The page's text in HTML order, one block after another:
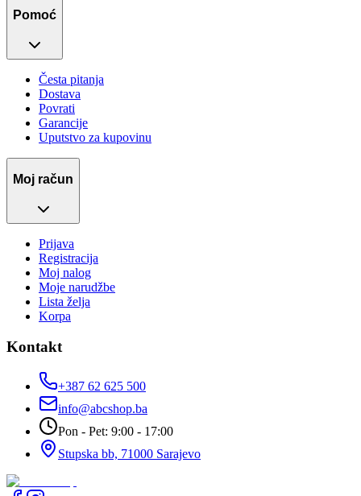
Pomoć
Česta pitanja
Dostava
Povrati
Garancije
Uputstvo za kupovinu
Moj račun
Prijava
Registracija
Moj nalog
Moje narudžbe
Lista želja
Korpa
Kontakt
+387 62 625 500
info@abcshop.ba
Pon - Pet: 9:00 - 17:00
Stupska bb, 71000 Sarajevo